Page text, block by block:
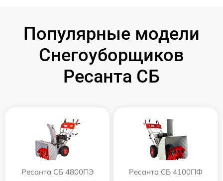
Популярные модели
Снегоуборщиков
Ресанта СБ
Ресанта СБ 4800ПЭ Ресанта СБ 4100ПФ